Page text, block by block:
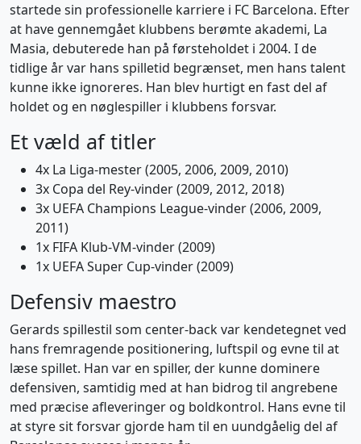
startede sin professionelle karriere i FC Barcelona. Efter
at have gennemgået klubbens berømte akademi, La
Masia, debuterede han på førsteholdet i 2004. I de
tidlige år var hans spilletid begrænset, men hans talent
kunne ikke ignoreres. Han blev hurtigt en fast del af
holdet og en nøglespiller i klubbens forsvar.
Et væld af titler
4x La Liga-mester (2005, 2006, 2009, 2010)
3x Copa del Rey-vinder (2009, 2012, 2018)
3x UEFA Champions League-vinder (2006, 2009,
2011)
1x FIFA Klub-VM-vinder (2009)
1x UEFA Super Cup-vinder (2009)
Defensiv maestro
Gerards spillestil som center-back var kendetegnet ved
hans fremragende positionering, luftspil og evne til at
læse spillet. Han var en spiller, der kunne dominere
defensiven, samtidig med at han bidrog til angrebene
med præcise afleveringer og boldkontrol. Hans evne til
at styre sit forsvar gjorde ham til en uundgåelig del af